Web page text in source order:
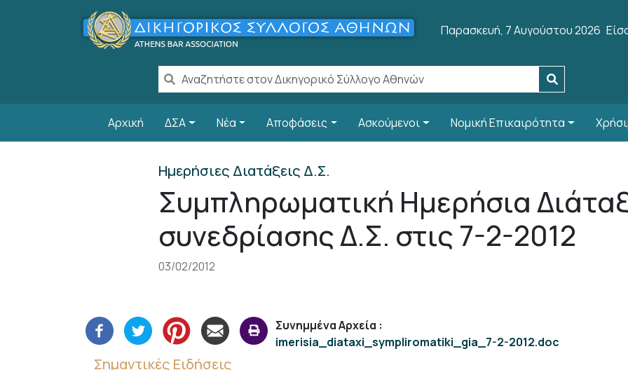
Παράκαμψη προς το κυρίως περιεχόμενο
Παρασκευή, 7 Αυγούστου 2026
Αρχική ΔΣΑ Νέα Αποφάσεις Ασκούμενοι Νομική Επικαιρότητα
Ημερήσιες Διατάξεις Δ.Σ.
Συμπληρωματική Ημερήσια
συνεδρίασης Δ.Σ. στις 7-2-2012
03/02/2012
Σημαντικές Ειδήσεις
Συνημμένα Αρχεία :
imerisia_diataxi_sympliromatiki_gia_7-2-2012.doc